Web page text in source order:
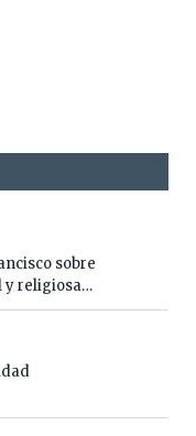
sobre
y religiosa…